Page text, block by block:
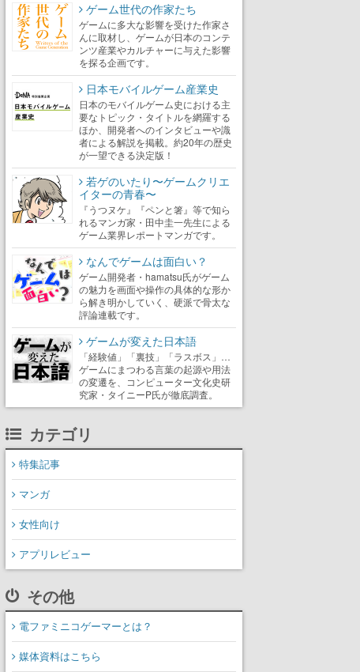
ゲーム世代の作家たち
ゲームに多大な影響を受けた作家さ
んに取材し、ゲームが日本のコンテ
ンツ産業やカルチャーに与えた影響
を探る企画です。
日本モバイルゲーム産業史
日本のモバイルゲーム史における主
要なトピック・タイトルを網羅する
ほか、開発者へのインタビューや識
者による解説を掲載。約20年の歴史
が一望できる決定版！
若ゲのいたり〜ゲームクリエ
イターの青春〜
『うつヌケ』『ペンと箸』等で知ら
れるマンガ家・田中圭一先生による
ゲーム業界レポートマンガです。
なんでゲームは面白い？
ゲーム開発者・hamatsu氏がゲーム
の魅力を画面や操作の具体的な形か
ら解き明かしていく、硬派で骨太な
評論連載です。
ゲームが変えた日本語
「経験値」「裏技」「ラスボス」…
ゲームにまつわる言葉の起源や用法
の変遷を、コンピューター文化史研
究家・タイニーP氏が徹底調査。
カテゴリ
特集記事
マンガ
女性向け
アプリレビュー
その他
電ファミニコゲーマーとは？
媒体資料はこちら